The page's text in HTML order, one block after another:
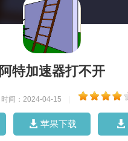
阿特加速器打不开
时间：2024-04-15
苹果下载